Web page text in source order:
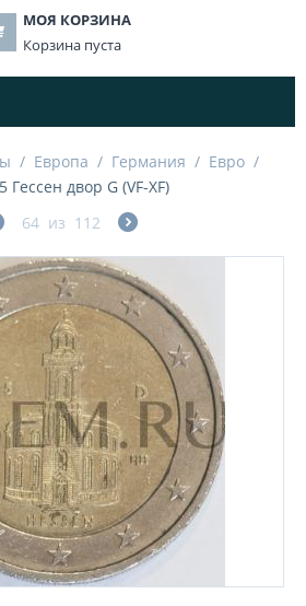
МОЯ КОРЗИНА
Корзина пуста
/ Европа / Германия / Евро /
двор G (VF-XF)
64 из 112